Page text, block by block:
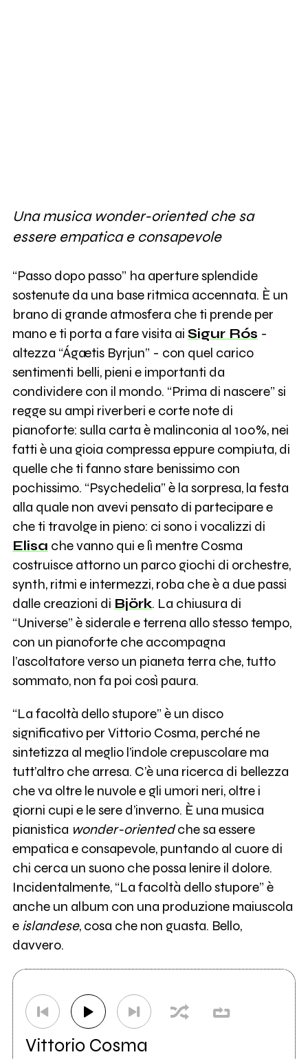
Una musica wonder-oriented che sa
essere empatica e consapevole
“Passo dopo passo” ha aperture splendide
sostenute da una base ritmica accennata. È un
brano di grande atmosfera che ti prende per
mano e ti porta a fare visita ai Sigur Rós -
altezza “Ágætis Byrjun” - con quel carico
sentimenti belli, pieni e importanti da
condividere con il mondo. “Prima di nascere” si
regge su ampi riverberi e corte note di
pianoforte: sulla carta è malinconia al 100%, nei
fatti è una gioia compressa eppure compiuta, di
quelle che ti fanno stare benissimo con
pochissimo. “Psychedelia” è la sorpresa, la festa
alla quale non avevi pensato di partecipare e
che ti travolge in pieno: ci sono i vocalizzi di
Elisa che vanno qui e lì mentre Cosma
costruisce attorno un parco giochi di orchestre,
synth, ritmi e intermezzi, roba che è a due passi
dalle creazioni di Björk. La chiusura di
“Universe” è siderale e terrena allo stesso tempo,
con un pianoforte che accompagna
l’ascoltatore verso un pianeta terra che, tutto
sommato, non fa poi così paura.
“La facoltà dello stupore” è un disco
significativo per Vittorio Cosma, perché ne
sintetizza al meglio l’indole crepuscolare ma
tutt’altro che arresa. C’è una ricerca di bellezza
che va oltre le nuvole e gli umori neri, oltre i
giorni cupi e le sere d’inverno. È una musica
pianistica wonder-orientedche sa essere
empatica e consapevole, puntando al cuore di
chi cerca un suono che possa lenire il dolore.
Incidentalmente, “La facoltà dello stupore” è
anche un album con una produzione maiuscola
e islandese, cosa che non guasta. Bello,
davvero.
Vittorio Cosma